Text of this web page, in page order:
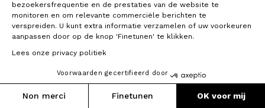
bezoekersfrequentie en de prestaties van de website te
monitoren en om relevante commerciële berichten te
verspreiden. U kunt extra informatie verzamelen of uw voorkeuren
aanpassen door op de knop 'Finetunen' te klikken.
Lees onze privacy politiek
Voorwaarden gecertifieerd door
Non merci Finetunen OK voor mij
© Origine Cycles